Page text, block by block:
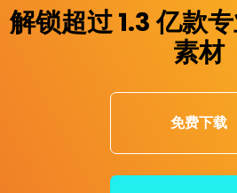
解锁超过 1.3 亿款
素材
免费下载